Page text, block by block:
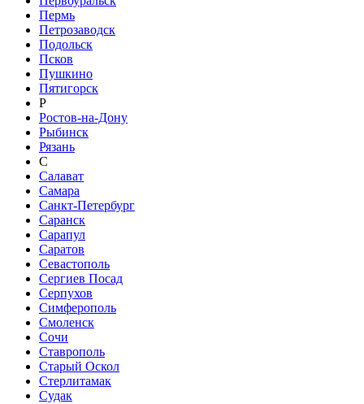
Пермь
Петрозаводск
Подольск
Псков
Пушкино
Пятигорск
Р
Ростов-на-Дону
Рыбинск
Рязань
С
Салават
Самара
Санкт-Петербург
Саранск
Сарапул
Саратов
Севастополь
Сергиев Посад
Серпухов
Симферополь
Смоленск
Сочи
Ставрополь
Старый Оскол
Стерлитамак
Судак